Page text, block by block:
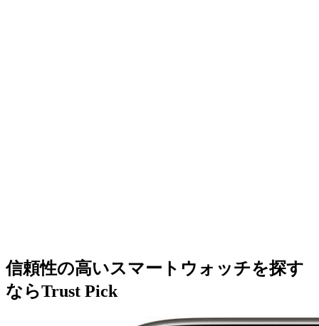
信頼性の高いスマートウォッチを探す
ならTrust Pick